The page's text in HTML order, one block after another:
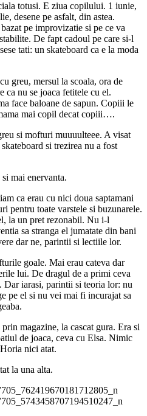
totusi. E ziua copilului. 1 iunie,
desene pe asfalt, din astea.
pe improvizatie si pe ce va
De fapt cadoul pe care si-l
tati: un skateboard ca e la moda
greu, mersul la scoala, ora de
ca nu se joaca fetitele cu el.
face baloane de sapun. Copiii le
mai copil decat copiii….
si mofturi muuuulteee. A visat
si trezirea nu a fost
mai enervanta.
ca erau cu nici doua saptamani
pentru toate varstele si buzunarele.
la un pret rezonabil. Nu i-l
sa stranga el jumatate din bani
dar ne, parintii si lectiile lor.
goale. Mai erau cateva dar
lui. De dragul de a primi ceva
Dar iarasi, parintii si teoria lor: nu
pe el si nu vei mai fi incurajat sa
magazine, la cascat gura. Era si
de joaca, ceva cu Elsa. Nimic
nici atat.
la una alta.